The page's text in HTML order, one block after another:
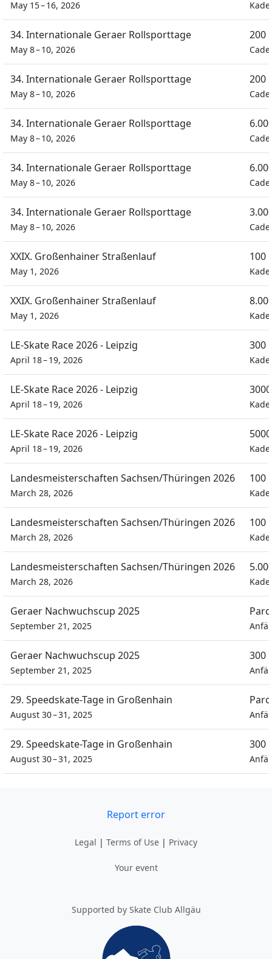
May 15 – 16, 2026
34. Internationale Geraer Rollsporttage
May 8 – 10, 2026
200
34. Internationale Geraer Rollsporttage
May 8 – 10, 2026
200
34. Internationale Geraer Rollsporttage
May 8 – 10, 2026
34. Internationale Geraer Rollsporttage
May 8 – 10, 2026
34. Internationale Geraer Rollsporttage
May 8 – 10, 2026
XXIX. Großenhainer Straßenlauf
May 1, 2026
100
XXIX. Großenhainer Straßenlauf
May 1, 2026
LE-Skate Race 2026 - Leipzig
April 18 – 19, 2026
300
LE-Skate Race 2026 - Leipzig
April 18 – 19, 2026
LE-Skate Race 2026 - Leipzig
April 18 – 19, 2026
Landesmeisterschaften Sachsen/Thüringen 2026
March 28, 2026
100
Landesmeisterschaften Sachsen/Thüringen 2026
March 28, 2026
100
Landesmeisterschaften Sachsen/Thüringen 2026
March 28, 2026
Geraer Nachwuchscup 2025
September 21, 2025
Geraer Nachwuchscup 2025
September 21, 2025
300
29. Speedskate-Tage in Großenhain
August 30 – 31, 2025
29. Speedskate-Tage in Großenhain
August 30 – 31, 2025
300
Report error
Legal | Terms of Use | Privacy
Your event
Supported by Skate Club Allgäu